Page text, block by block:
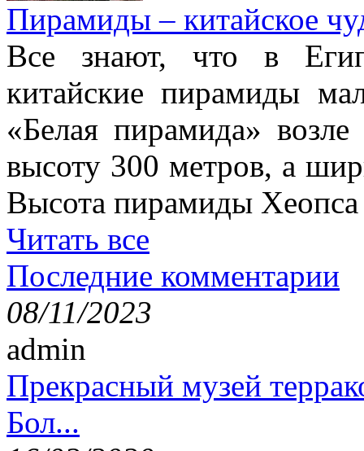
Пирамиды – китайское
Все знают, что в
китайские пирамиды
«Белая пирамида»
высоту 300 метров, а
Высота пирамиды Хеопса
Читать все
Последние комментарии
08/11/2023
admin
Прекрасный музей
Бол...